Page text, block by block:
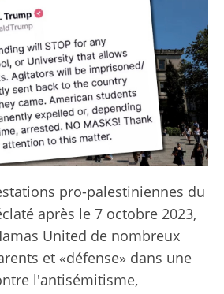
pro-palestiniennes du
après le 7 octobre 2023,
United de nombreux
et «défense» dans une
l'antisémitisme,